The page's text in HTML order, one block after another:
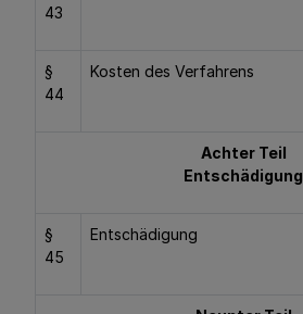
43
§
44
Kosten des Verfahrens
Achter Teil
Entschädigung
§
45
Entschädigung